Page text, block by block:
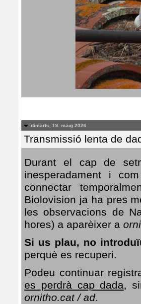
dimarts, 19. maig 2026
Transmissió lenta de
Durant el cap de
inesperadament i
connectar
Biolovision ja ha pres
les observacions de
hores) a aparèixer a
Si us plau, no
perquè es recuperi.
Podeu continuar
es perdrà cap dada,
ornitho.cat / ad.